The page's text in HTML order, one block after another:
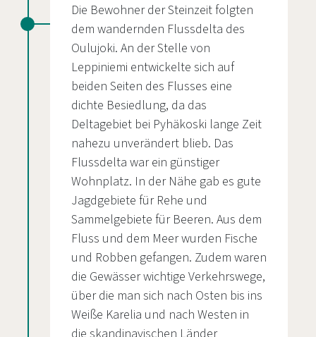
Die Bewohner der Steinzeit folgten
dem wandernden Flussdelta des
Oulujoki. An der Stelle von
Leppiniemi entwickelte sich auf
beiden Seiten des Flusses eine
dichte Besiedlung, da das
Deltagebiet bei Pyhäkoski lange Zeit
nahezu unverändert blieb. Das
Flussdelta war ein günstiger
Wohnplatz. In der Nähe gab es gute
Jagdgebiete für Rehe und
Sammelgebiete für Beeren. Aus dem
Fluss und dem Meer wurden Fische
und Robben gefangen. Zudem waren
die Gewässer wichtige Verkehrswege,
über die man sich nach Osten bis ins
Weiße Karelia und nach Westen in